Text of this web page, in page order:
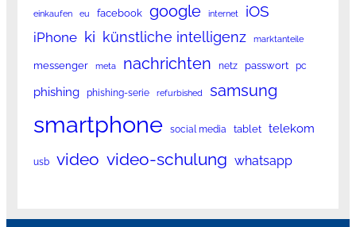
einkaufen eu facebook google internet iOS
iPhone ki künstliche intelligenz marktanteile
messenger meta nachrichten netz passwort pc
phishing phishing-serie refurbished samsung
smartphone social media tablet telekom
usb video video-schulung whatsapp